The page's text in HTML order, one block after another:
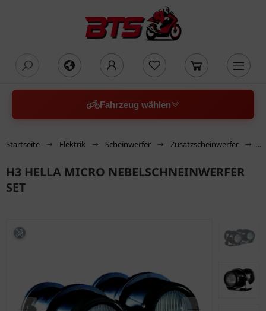
Fahrzeug wählen
Startseite Elektrik Scheinwerfer Zusatzscheinwerfer
H3 HELLA MICRO NEBELSCHNEINWERFER
SET